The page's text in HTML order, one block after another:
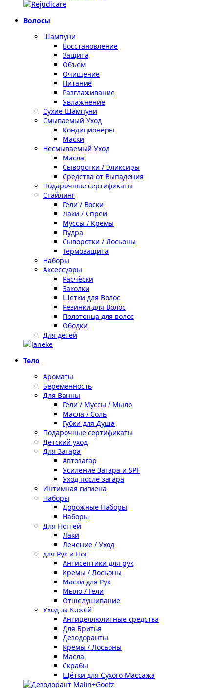
Волосы
Шампуни
Восстановление
Защита
Объём
Очищение
Питание
Разглаживание
Увлажнение
Сухие Шампуни
Смываемый Уход
Кондиционеры
Маски
Несмываемый Уход
Масла
Сыворотки / Эликсиры
Средства от Выпадения
Подарочные сертификаты
Стайлинг
Гели / Воски
Лаки / Спреи
Муссы / Кремы
Пудра
Сыворотки / Лосьоны
Термозащита
Наборы
Аксессуары
Расчёски
Заколки
Щётки для Волос
Резинки для Волос
Полотенца для волос
Ободки
Для детей
Тело
Ароматы
Беременность
Для Ванны
Гели / Муссы / Мыло
Масла / Соль
Губки для Душа
Подарочные сертификаты
Детский уход
Для Загара
Автозагар
Усиление Загара и SPF
Уход после загара
Интимная гигиена
Наборы
Дорожные Наборы
Наборы
Для Ногтей
Лаки
Лечение / Уход
для Рук и Ног
Антисептики для рук
Кремы / Лосьоны
Маски для Рук
Мыло / Гели
Отшелушивание
Уход за Кожей
Антицеллюлитные средства
Для Бритья
Дезодоранты
Кремы / Лосьоны
Масла
Скрабы
Щётки для Сухого Массажа